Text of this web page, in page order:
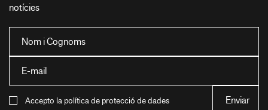
notícies
Accepto la política de protecció de dades